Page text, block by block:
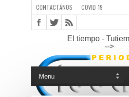
CONTACTÁNOS COVID-19
El tiempo -
-->